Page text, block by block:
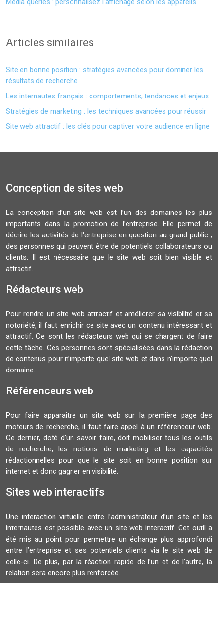
Media queries : personnalisez l’affichage selon les appareils
Articles similaires
Site en bonne position : stratégies avancées pour dominer les
résultats de recherche
Les internautes français : comportements, tendances et enjeux
Stratégies de marketing : les techniques avancées pour réussir
Site web attractif : les clés pour captiver votre audience en ligne
Conception de sites web
La conception d’un site web est l’un des domaines les plus
importants dans la promotion de l’entreprise. Elle permet de
décrire les activités de l'entreprise en question au grand public ;
des personnes qui peuvent être de potentiels collaborateurs ou
clients. Il est nécessaire que le site web soit bien visible et
attractif.
Rédacteurs web
Pour rendre un site web attractif et améliorer sa visibilité et sa
notoriété, il faut enrichir ce site avec un contenu intéressant et
attractif. Ce sont les rédacteurs web qui se chargent de faire
cette tâche. Ces personnes sont spécialisées dans la rédaction
de contenus pour n’importe quel site web et dans n'importe quel
domaine.
Référenceurs web
Pour faire apparaître un site web sur la première page des
moteurs de recherche, il faut faire appel à un référenceur web.
Ce dernier, doté d'un savoir faire, doit mobiliser tous les outils
de recherche, les notions de marketing et les capacités
rédactionnelles pour que le site soit en bonne position sur
internet et donc gagner en visibilité.
Sites web interactifs
Une interaction virtuelle entre l’administrateur d’un site et les
internautes est possible avec un site web interactif. Cet outil a
été mis au point pour permettre un échange plus approfondi
entre l’entreprise et ses potentiels clients via le site web de
celle-ci. De plus, par la réaction rapide de l’un et de l’autre, la
relation sera encore plus renforcée.